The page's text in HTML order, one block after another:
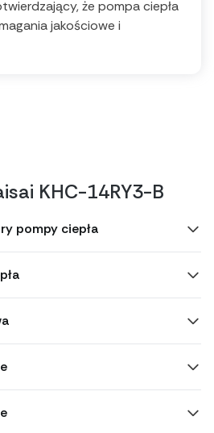
że pompa ciepła
jakościowe i
KHC-14RY3-B
pompy ciepła